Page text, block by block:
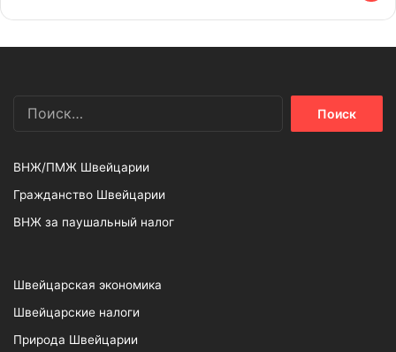
ВНЖ/ПМЖ Швейцарии
Гражданство Швейцарии
ВНЖ за паушальный налог
Швейцарская экономика
Швейцарские налоги
Природа Швейцарии